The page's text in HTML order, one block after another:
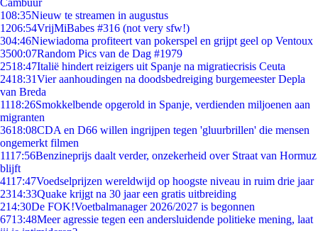
Cambuur
108:35Nieuw te streamen in augustus
1206:54VrijMiBabes #316 (not very sfw!)
304:46Niewiadoma profiteert van pokerspel en grijpt geel op Ventoux
3500:07Random Pics van de Dag #1979
2518:47Italië hindert reizigers uit Spanje na migratiecrisis Ceuta
2418:31Vier aanhoudingen na doodsbedreiging burgemeester Depla
van Breda
1118:26Smokkelbende opgerold in Spanje, verdienden miljoenen aan
migranten
3618:08CDA en D66 willen ingrijpen tegen 'gluurbrillen' die mensen
ongemerkt filmen
1117:56Benzineprijs daalt verder, onzekerheid over Straat van Hormuz
blijft
4117:47Voedselprijzen wereldwijd op hoogste niveau in ruim drie jaar
2314:33Quake krijgt na 30 jaar een gratis uitbreiding
214:30De FOK!Voetbalmanager 2026/2027 is begonnen
6713:48Meer agressie tegen een andersluidende politieke mening, laat